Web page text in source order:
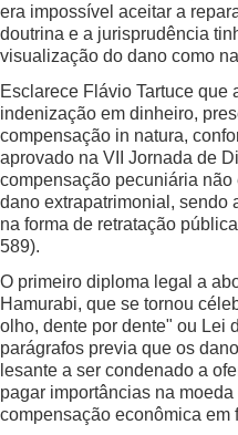
era impossível aceitar a
doutrina e a jurisprudência
visualização do dano como
Esclarece Flávio Tartuce que
indenização em dinheiro,
compensação in natura,
aprovado na VII Jornada de
compensação pecuniária
dano extrapatrimonial, sendo
na forma de retratação
589).
O primeiro diploma legal a
Hamurabi, que se tornou
olho, dente por dente" ou Lei
parágrafos previa que os
lesante a ser condenado a
pagar importâncias na
compensação econômica em